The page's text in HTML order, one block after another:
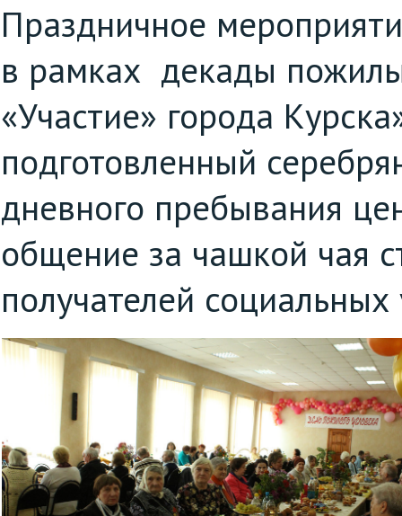
Праздничное
в рамках декады
«Участие» города
подготовленный
дневного пребывания
общение за чашкой чая
получателей социальных